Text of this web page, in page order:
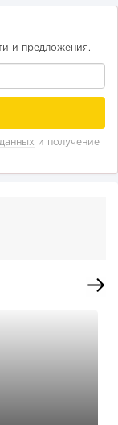
и предложения.
и получение